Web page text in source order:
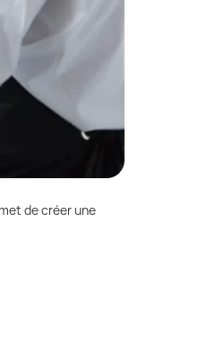
de créer une